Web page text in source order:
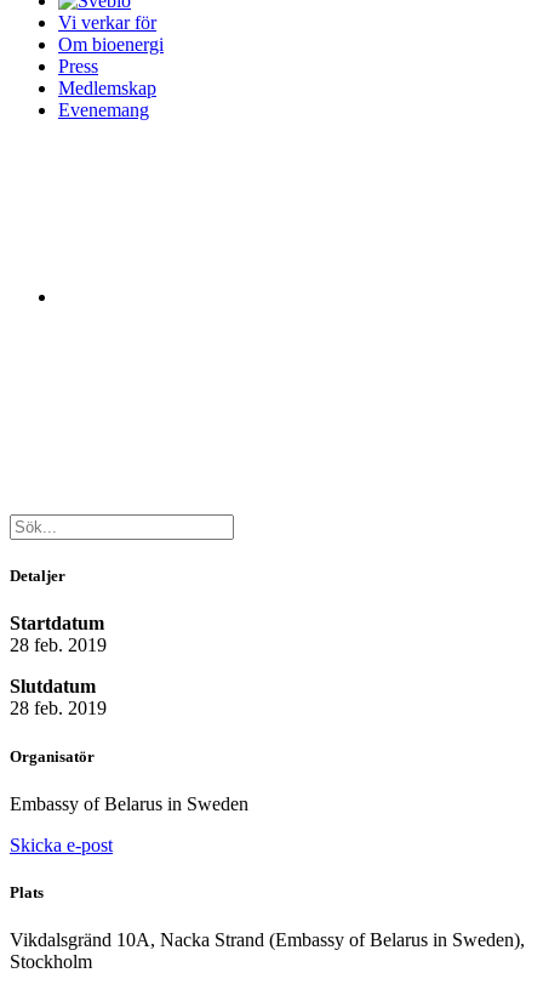
Vi verkar för
Om bioenergi
Press
Medlemskap
Evenemang
Detaljer
Startdatum
28 feb. 2019
Slutdatum
28 feb. 2019
Organisatör
Embassy of Belarus in Sweden
Skicka e-post
Plats
Vikdalsgränd 10A, Nacka Strand (Embassy of Belarus in Sweden),
Stockholm